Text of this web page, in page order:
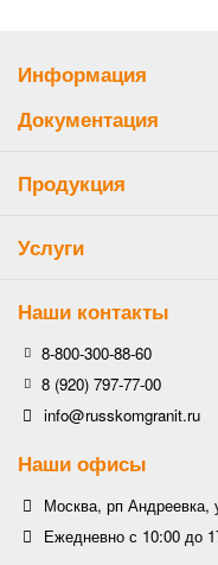
Информация
Документация
Продукция
Услуги
Наши контакты
8-800-300-88-60
8 (920) 797-77-00
info@russkomgranit.ru
Наши офисы
Москва, рп
Ежедневно с 10:00 до